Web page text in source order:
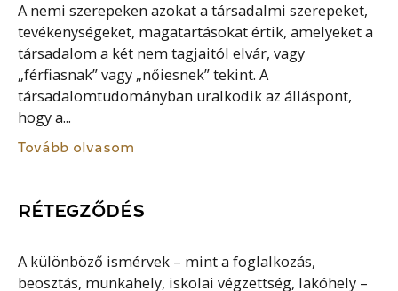
A nemi szerepeken azokat a társadalmi szerepeket,
tevékenységeket, magatartásokat értik, amelyeket a
társadalom a két nem tagjaitól elvár, vagy
„férfiasnak” vagy „nőiesnek” tekint. A
társadalomtudományban uralkodik az álláspont,
hogy a...
Tovább olvasom
RÉTEGZŐDÉS
A különböző ismérvek – mint a foglalkozás,
beosztás, munkahely, iskolai végzettség, lakóhely –